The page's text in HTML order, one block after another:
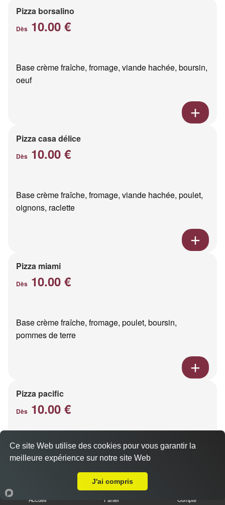
Pizza borsalino
Dès 10.00 €
Base crème fraîche, fromage, viande hachée, boursin,
oeuf
Pizza casa délice
Dès 10.00 €
Base crème fraîche, fromage, viande hachée, poulet,
oignons, raclette
Pizza miami
Dès 10.00 €
Base crème fraîche, fromage, poulet, boursin,
pommes de terre
Pizza pacific
Dès 10.00 €
Base crème fraîche, fromage, saumon fumé
Accueil Panier Compte
Ce site Web utilise des cookies pour vous garantir la
meilleure expérience sur notre site Web
J'ai compris